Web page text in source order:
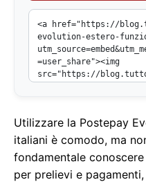
Utilizzare la Postepay
italiani è comodo, ma
fondamentale
per prelievi e